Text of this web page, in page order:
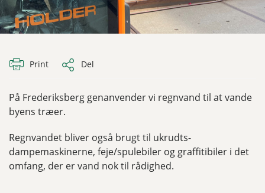
Print Del
På Frederiksberg genanvender vi regnvand til at vande
byens træer.
Regnvandet bliver også brugt til ukrudts-
dampemaskinerne, feje/spulebiler og graffitibiler i det
omfang, der er vand nok til rådighed.